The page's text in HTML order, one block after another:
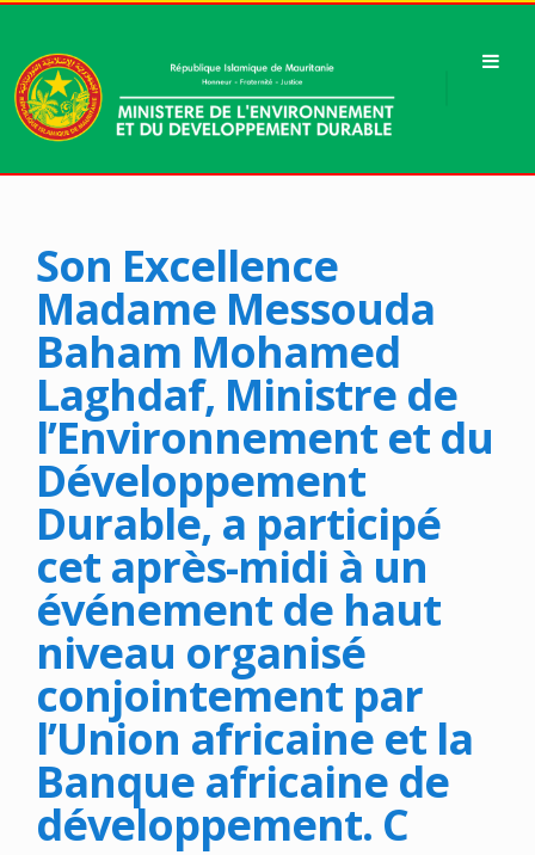
Son Excellence
Madame Messouda
Baham Mohamed
Laghdaf, Ministre de
l’Environnement et du
Développement
Durable, a participé
cet après-midi à un
événement de haut
niveau organisé
conjointement par
l’Union africaine et la
Banque africaine de
développement. C